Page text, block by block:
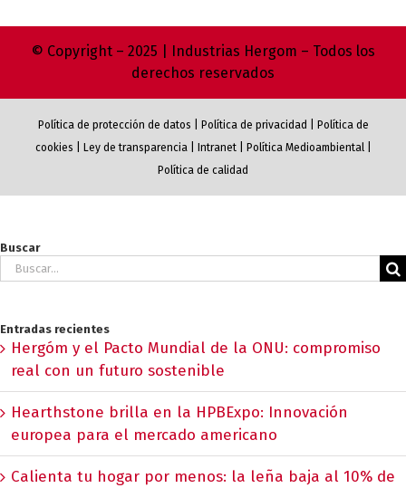
© Copyright – 2025 | Industrias Hergom – Todos los
derechos reservados
Política de protección de datos Política de privacidad
Política de
cookies
Ley de transparencia| Intranet| Política Medioambiental|
Política de calidad
Buscar
Buscar:
Entradas recientes
Hergóm y el Pacto Mundial de la ONU: compromiso
real con un futuro sostenible
Hearthstone brilla en la HPBExpo: Innovación
europea para el mercado americano
Calienta tu hogar por menos: la leña baja al 10% de